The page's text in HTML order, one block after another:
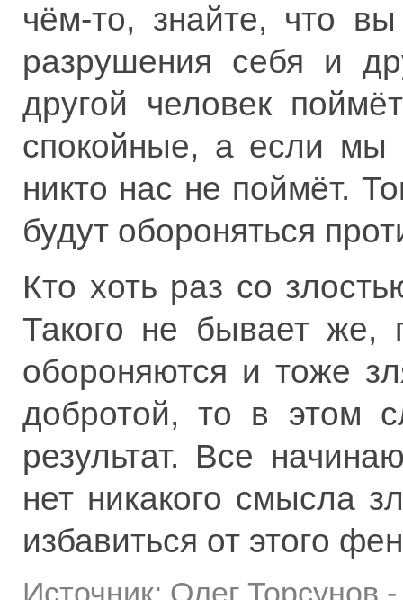
чём-то, знайте, что
разрушения себя и
другой человек
спокойные, а если мы
никто нас не поймёт.
будут обороняться
Кто хоть раз со
Такого не бывает же,
обороняются и тоже
добротой, то в этом
результат. Все
нет никакого смысла
избавиться от этого
Источник: Олег Торсунов